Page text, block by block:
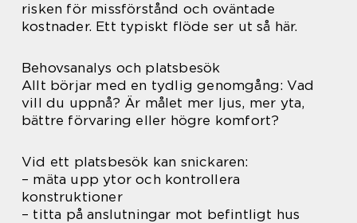
risken för missförstånd och oväntade
kostnader. Ett typiskt flöde ser ut så här.
Behovsanalys och platsbesök
Allt börjar med en tydlig genomgång: Vad
vill du uppnå? Är målet mer ljus, mer yta,
bättre förvaring eller högre komfort?
Vid ett platsbesök kan snickaren:
– mäta upp ytor och kontrollera
konstruktioner
– titta på anslutningar mot befintligt hus